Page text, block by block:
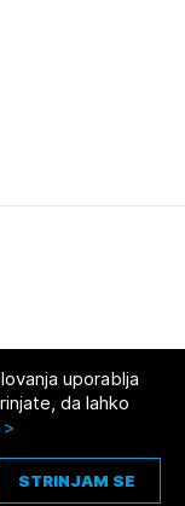
Piškotki
uporablja
da lahko
STRINJAM SE